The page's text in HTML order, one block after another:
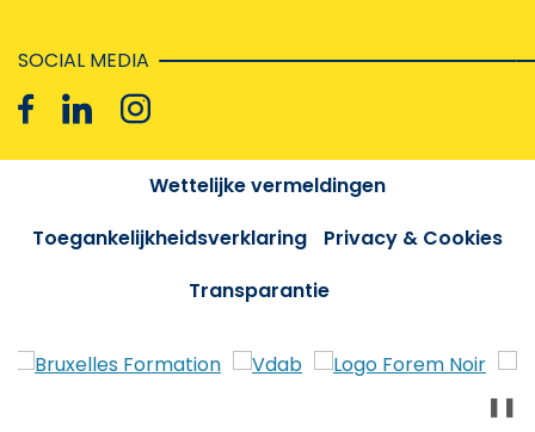
SOCIAL MEDIA
Wettelijke vermeldingen
Toegankelijkheidsverklaring
Privacy & Cookies
Transparantie
❚❚